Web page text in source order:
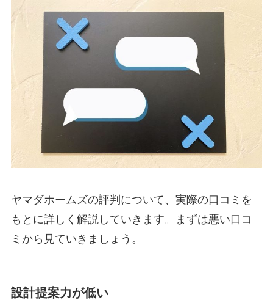
ヤマダホームズの評判について、実際の口コミを
もとに詳しく解説していきます。まずは悪い口コ
ミから見ていきましょう。
設計提案力が低い